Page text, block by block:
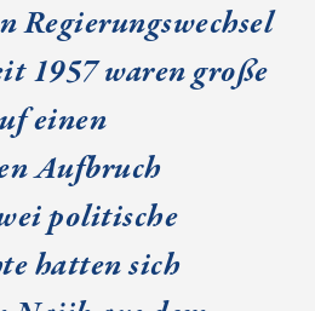
Regierungswechsel
1957 waren große
einen
Aufbruch
politische
hatten sich